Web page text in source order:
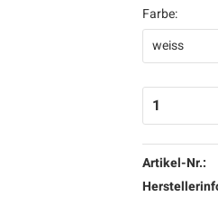
Farbe:
Artikel-Nr.: